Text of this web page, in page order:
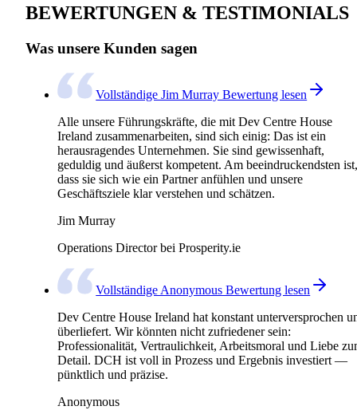
BEWERTUNGEN & TESTIMONIALS
Was unsere Kunden sagen
Vollständige Jim Murray Bewertung lesen
Alle unsere Führungskräfte, die mit Dev Centre House
Ireland zusammenarbeiten, sind sich einig: Das ist ein
herausragendes Unternehmen. Sie sind gewissenhaft,
geduldig und äußerst kompetent. Am beeindruckendsten ist,
dass sie sich wie ein Partner anfühlen und unsere
Geschäftsziele klar verstehen und schätzen.
Jim Murray
Operations Director bei Prosperity.ie
Vollständige Anonymous Bewertung lesen
Dev Centre House Ireland hat konstant unterversprochen
überliefert. Wir könnten nicht zufriedener sein:
Professionalität, Vertraulichkeit, Arbeitsmoral und Liebe
Detail. DCH ist voll in Prozess und Ergebnis investiert —
pünktlich und präzise.
Anonymous